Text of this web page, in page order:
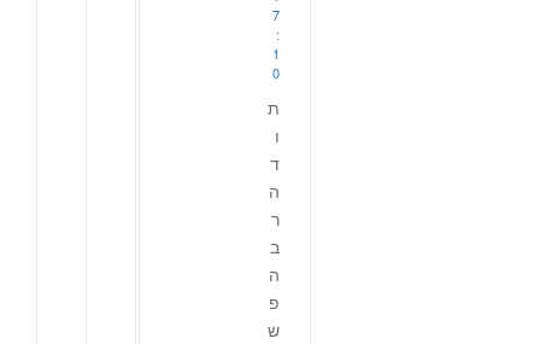
7
:
1
0
ת
ו
ד
ה
ר
ב
ה
פ
ש